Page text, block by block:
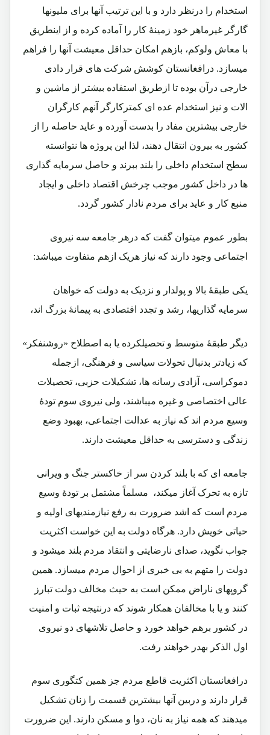
استخدام را درنظر دارد و با این ترتیب آنها برای ملیونها
گارگر غیرماهر خود زمینۀ کار را آماده کرده و از اینطریق
با معاش ولوکم، بازهم امکان حداقل معیشت آنها را فراهم
میسازد. درافغانستان کوشش شرکت های قرار دادی
خارجی درآن بوده تا ازطریق استفاده بیشتر از ماشین و
الات و نیز استخدام عده ای کمترکارگر آنهم کارگران
خارجی بیشترین مفاد را بدست آورده و عاید حاصله را از
کشور به بیرون انتقال دهند، لذا این پروژه ها نتوانسته
سطح استخدام داخلی را بلند ببرند و حاصل سرمایه گذاری
ها در داخل کشور موجب چرخش اقتصاد داخلی و ایجاد
منبع کار و عاید برای مردم نادار کشور گردد.
بطور عموم میتوان گفت که درهر جامعه سه نیروی
اجتماعی وجود دارند که نیاز هریک ازهم متفاوت میباشد:
یکی طبقۀ بالا و پولدار و نزدیک به دولت که خواهان
سرمایه گذاریها، رشد و تجدد اقتصادی به پیمانۀ بزرگ اند،
دیگر طبقۀ متوسط و تحصیلکرده یا به اصطلاح «روشنفکر»
که زیادتر بدنبال تحولات سیاسی و فرهنگی، ازجمله
دموکراسی، آزادی رسانه ها، تشکیلات حزبی، تحصیلات
عالی اختصاصی و غیره میباشند، ولی نیروی سوم تودۀ
وسیع مردم اند که نیاز به عدالت اجتماعی، بهبود وضع
زندگی و دسترسی به حداقل معیشت دارند.
جامعه ای که با بلند کردن سر از خاکستر جنگ و ویرانی
تازه به تحرک آغاز میکند، مسلماً مشتمل بر تودۀ وسیع
مردم است که اشد ضرورت به رفع نیازمندیهای اولیه و
حیاتی خویش دارد. هرگاه دولت به این خواست اکثریت
جواب نگوید، صدای نارضایتی و انتقاد مردم بلند میشود و
دولت را متهم به بی خبری از احوال مردم میسازد. همین
گروپهای ناراض ممکن است به حیث مخالف دولت تبارز
کنند و یا با مخالفان همکار شوند که درنتیجه ثبات و امنیت
در کشور برهم خواهد خورد و حاصل تلاشهای دو نیروی
اول الذکر بهدر خواهند رفت.
درافغانستان اکثریت قاطع مردم جز همین کتگوری سوم
قرار دارند و دربین آنها بیشترین قسمت را زنان تشکیل
میدهند که همه نیاز به نان، دوا و مسکن دارند. این ضرورت